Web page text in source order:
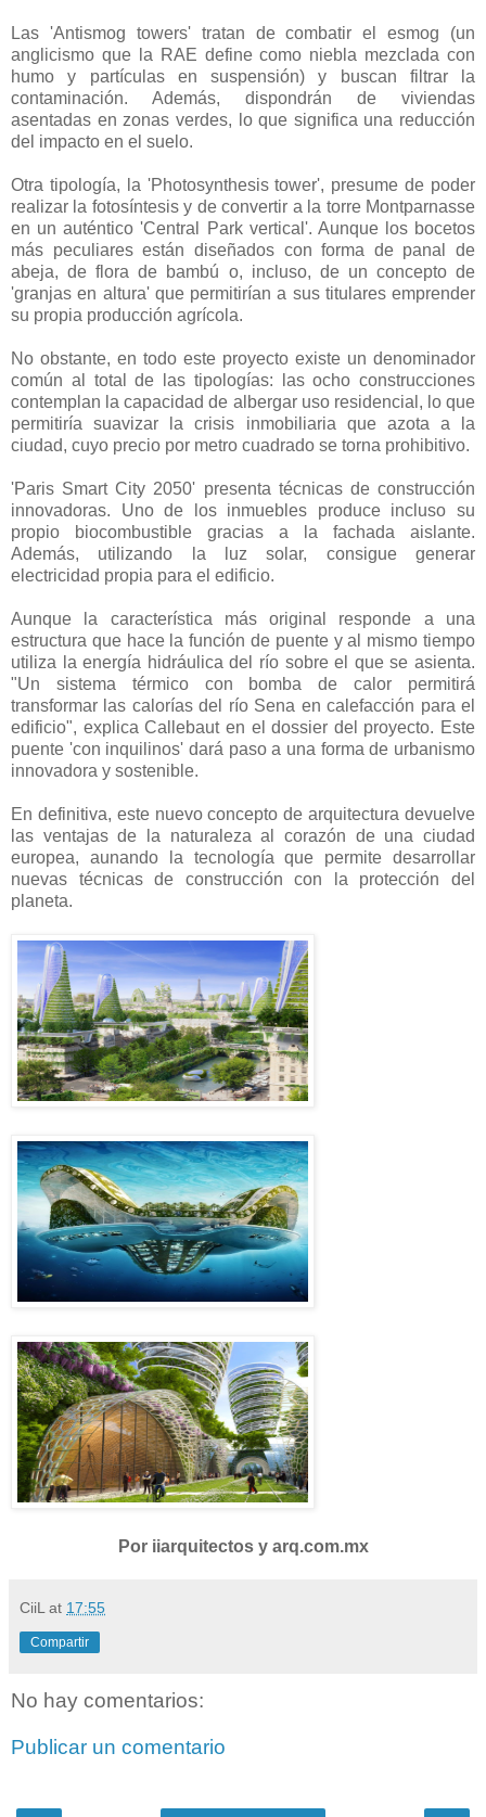
Las 'Antismog towers' tratan de combatir el esmog (un
anglicismo que la RAE define como niebla mezclada con
humo y partículas en suspensión) y buscan filtrar la
contaminación. Además, dispondrán de viviendas
asentadas en zonas verdes, lo que significa una reducción
del impacto en el suelo.
Otra tipología, la 'Photosynthesis tower', presume de poder
realizar la fotosíntesis y de convertir a la torre Montparnasse
en un auténtico 'Central Park vertical'. Aunque los bocetos
más peculiares están diseñados con forma de panal de
abeja, de flora de bambú o, incluso, de un concepto de
'granjas en altura' que permitirían a sus titulares emprender
su propia producción agrícola.
No obstante, en todo este proyecto existe un denominador
común al total de las tipologías: las ocho construcciones
contemplan la capacidad de albergar uso residencial, lo que
permitiría suavizar la crisis inmobiliaria que azota a la
ciudad, cuyo precio por metro cuadrado se torna prohibitivo.
'Paris Smart City 2050' presenta técnicas de construcción
innovadoras. Uno de los inmuebles produce incluso su
propio biocombustible gracias a la fachada aislante.
Además, utilizando la luz solar, consigue generar
electricidad propia para el edificio.
Aunque la característica más original responde a una
estructura que hace la función de puente y al mismo tiempo
utiliza la energía hidráulica del río sobre el que se asienta.
"Un sistema térmico con bomba de calor permitirá
transformar las calorías del río Sena en calefacción para el
edificio", explica Callebaut en el dossier del proyecto. Este
puente 'con inquilinos' dará paso a una forma de urbanismo
innovadora y sostenible.
En definitiva, este nuevo concepto de arquitectura devuelve
las ventajas de la naturaleza al corazón de una ciudad
europea, aunando la tecnología que permite desarrollar
nuevas técnicas de construcción con la protección del
planeta.
Por iiarquitectos y arq.com.mx
CiiL at 17:55
Compartir
No hay comentarios:
Publicar un comentario